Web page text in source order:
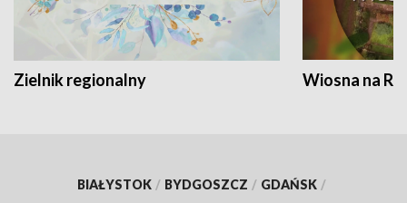
Zielnik regionalny Wiosna na
BIAŁYSTOK / BYDGOSZCZ / GDAŃSK /